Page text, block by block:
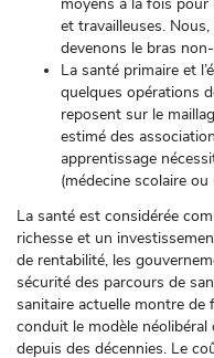
moyens à la fois pour
et travailleuses.
devenons le bras
La santé primaire et
quelques opérations
reposent sur le
estimé des
apprentissage
(médecine scolaire
La santé est considérée
richesse et un
de rentabilité, les
sécurité des parcours de
sanitaire actuelle montre de
conduit le modèle
depuis des décennies. Le